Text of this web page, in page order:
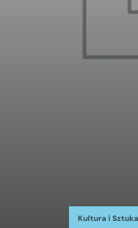
Kultura i Sztuka